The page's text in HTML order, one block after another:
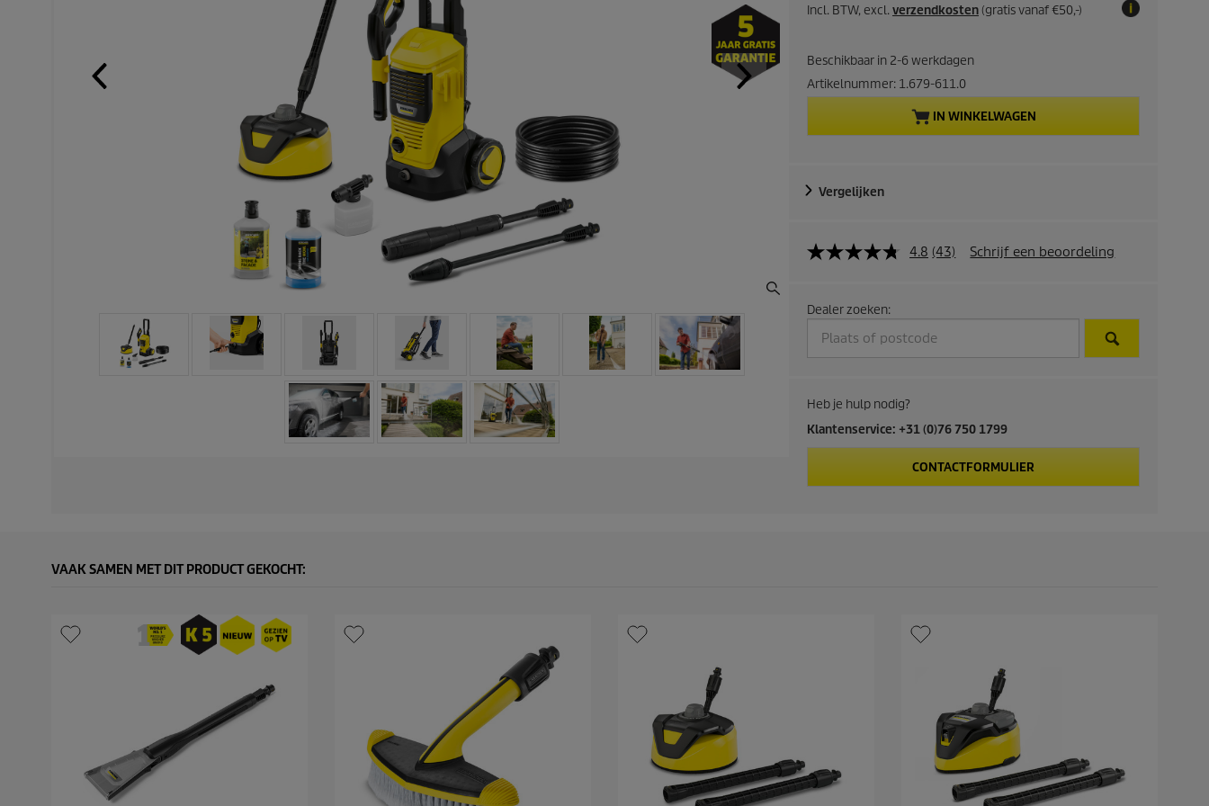
d
c
t
p
r
i
e
n
u
r
e
t
r
o
d
c
t
p
Incl. BTW, excl.verzendkosten (gratis vanaf €50,-)
Beschikbaar in 2-6 werkdagen
Artikelnummer: 1.679-611.0
IN WINKELWAGEN
Vergelijken
4.8 (43) Schrijf een beoordeling
Dealer zoeken:
Heb je hulp nodig?
Klantenservice: +31 (0)76 750 1799
CONTACTFORMULIER
VAAK SAMEN MET DIT PRODUCT GEKOCHT: